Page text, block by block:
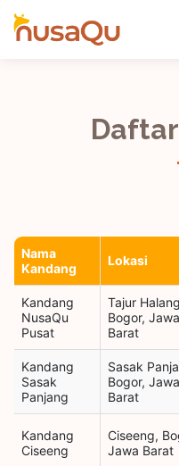
Nama
Kandang
Lokasi
Kandang
NusaQu
Pusat
Tajur
Bogor, Jawa
Barat
Kandang
Sasak
Panjang
Sasak
Bogor, Jawa
Barat
Kandang
Ciseeng
Ciseeng,
Jawa Barat